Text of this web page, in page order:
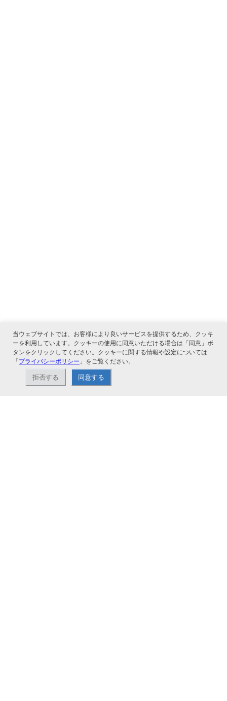
関連サービス
当ウェブサイトでは、お客様により良いサービスを提供するため、クッキ
ーを利用しています。クッキーの使用に同意いただける場合は「同意」ボ
タンをクリックしてください。クッキーに関する情報や設定については
「プライバシーポリシー 」をご覧ください。
拒否する 同意する